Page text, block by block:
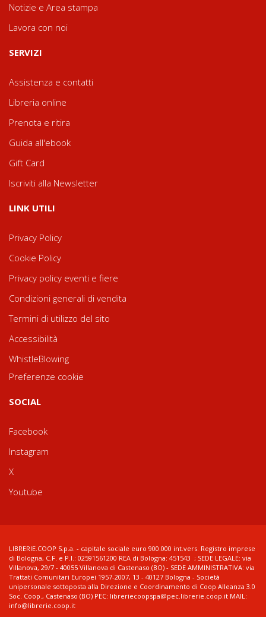
Notizie e Area stampa
Lavora con noi
SERVIZI
Assistenza e contatti
Libreria online
Prenota e ritira
Guida all'ebook
Gift Card
Iscriviti alla Newsletter
LINK UTILI
Privacy Policy
Cookie Policy
Privacy policy eventi e fiere
Condizioni generali di vendita
Termini di utilizzo del sito
Accessibilità
WhistleBlowing
Preferenze cookie
SOCIAL
Facebook
Instagram
X
Youtube
LIBRERIE.COOP S.p.a. - capitale sociale euro 900.000 int.vers. Registro imprese
di Bologna, C.F. e P.I.: 02591561200 REA di Bologna: 451543 ; SEDE LEGALE: via
Villanova, 29/7 - 40055 Villanova di Castenaso (BO) - SEDE AMMINISTRATIVA: via
Trattati Comunitari Europei 1957-2007, 13 - 40127 Bologna - Società
unipersonale sottoposta alla Direzione e Coordinamento di Coop Alleanza 3.0
Soc. Coop., Castenaso (BO) PEC: libreriecoopspa@pec.librerie.coop.it MAIL:
info@librerie.coop.it